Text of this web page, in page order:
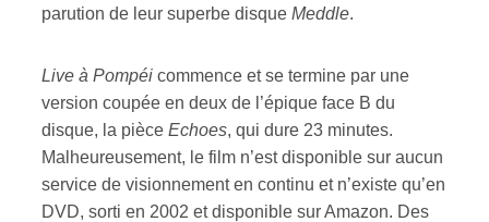
parution de leur superbe disque Meddle.
Live à Pompéi commence et se termine par une
version coupée en deux de l’épique face B du
disque, la pièce Echoes, qui dure 23 minutes.
Malheureusement, le film n’est disponible sur aucun
service de visionnement en continu et n’existe qu’en
DVD, sorti en 2002 et disponible sur Amazon. Des